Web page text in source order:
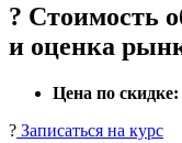
? Стоимость
и оценка
Цена по скидке:
? Записаться на курс